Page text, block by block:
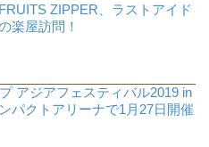
ZIPPER、ラストアイド
楽屋訪問！
アジアフェスティバル2019 in
パクトアリーナで1月27日開催